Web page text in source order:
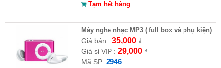
Tạm hết hàng
Máy nghe nhạc MP3 ( full box và phụ kiện)
Giá bán : 35,000₫
Giá sỉ VIP : 29,000₫
Mã SP: 2946